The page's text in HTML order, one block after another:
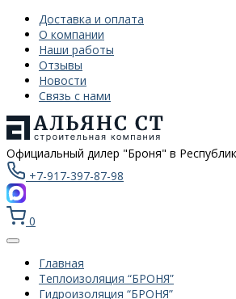
Доставка и оплата
О компании
Наши работы
Отзывы
Новости
Связь с нами
Официальный дилер "Броня" в
+7-917-397-87-98
0
Главная
Теплоизоляция “БРОНЯ”
Гидроизоляция “БРОНЯ”